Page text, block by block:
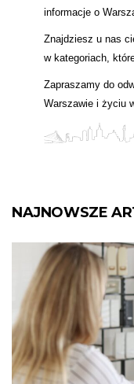
informacje o
Znajdziesz u nas
w kategoriach,
Zapraszamy do
Warszawie i życiu
NAJNOWSZE